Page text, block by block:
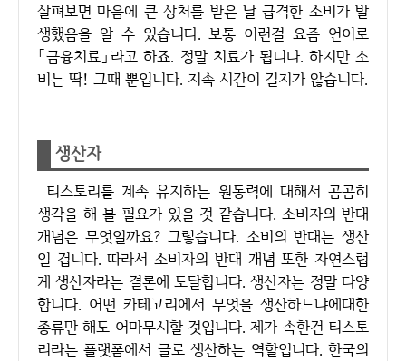
살펴보면 마음에 큰 상처를 받은 날 급격한 소비가 발
생했음을 알 수 있습니다. 보통 이런걸 요즘 언어로
「금융치료」라고 하죠. 정말 치료가 됩니다. 하지만 소
비는 딱! 그때 뿐입니다. 지속 시간이 길지가 않습니다.
생산자
티스토리를 계속 유지하는 원동력에 대해서 곰곰히
생각을 해 볼 필요가 있을 것 같습니다. 소비자의 반대
개념은 무엇일까요? 그렇습니다. 소비의 반대는 생산
일 겁니다. 따라서 소비자의 반대 개념 또한 자연스럽
게 생산자라는 결론에 도달합니다. 생산자는 정말 다양
합니다. 어떤 카테고리에서 무엇을 생산하느냐에대한
종류만 해도 어마무시할 것입니다. 제가 속한건 티스토
리라는 플랫폼에서 글로 생산하는 역할입니다. 한국의